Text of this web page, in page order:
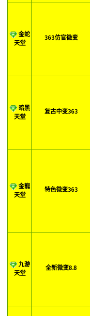
金蛇
天堂
363仿官微变
暗黑
天堂
复古中变363
金龍
天堂
特色微变363
九游
天堂
全新微变8.8